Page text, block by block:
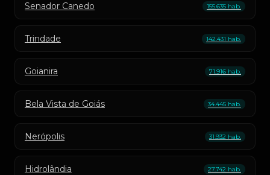
Senador Canedo 155.635 hab.
Trindade 142.431 hab.
Goianira 71.916 hab.
Bela Vista de Goiás 34.445 hab.
Nerópolis 31.932 hab.
Hidrolândia 27.742 hab.